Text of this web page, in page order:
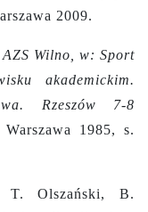
2009.
Wilno, w: Sport
akademickim.
Rzeszów 7-8
1985, s.
Olszański, B.